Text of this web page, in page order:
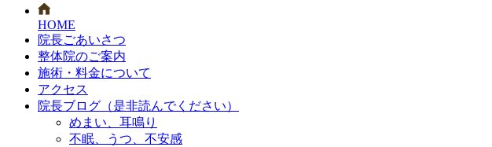
HOME
院長ごあいさつ
整体院のご案内
施術・料金について
アクセス
院長ブログ（是非読んでください）
めまい、耳鳴り
不眠、うつ、不安感